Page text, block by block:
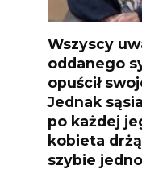
Wszyscy
oddanego
opuścił
Jednak
po każdej
kobieta
szybie